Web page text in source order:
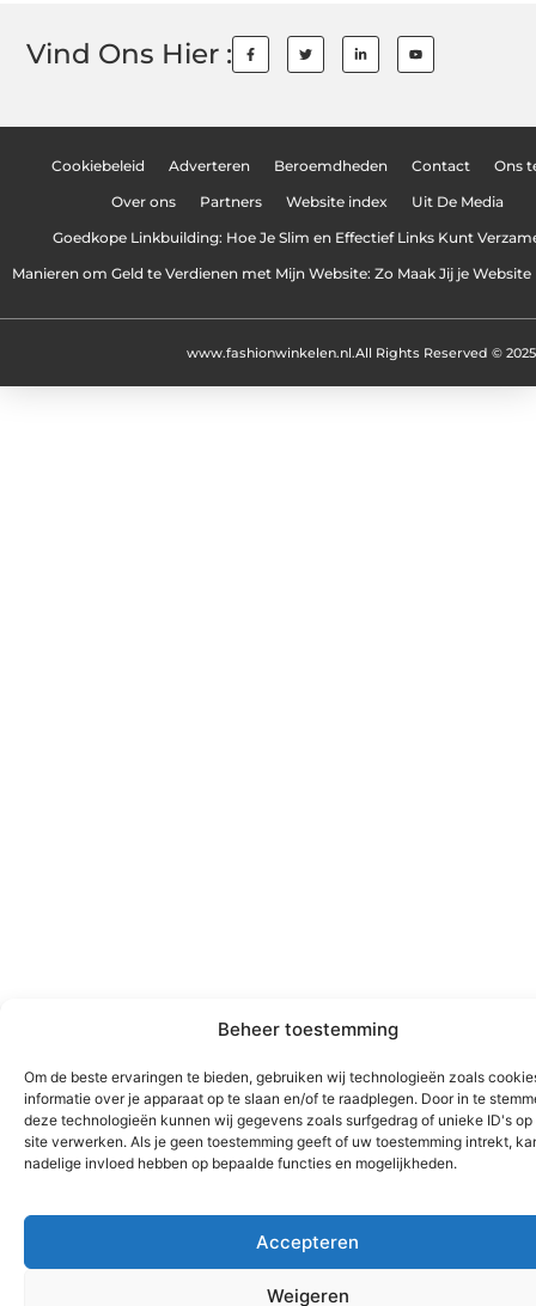
Beheer toestemming
Om de beste ervaringen te bieden, gebruiken wij technologieën zoals
informatie over je apparaat op te slaan en/of te raadplegen. Door in te
deze technologieën kunnen wij gegevens zoals surfgedrag of unieke ID's op
site verwerken. Als je geen toestemming geeft of uw toestemming intrekt,
nadelige invloed hebben op bepaalde functies en mogelijkheden.
Accepteren
Weigeren
Vind Ons Hier :
Cookiebeleid Adverteren Beroemdheden Contact Ons
Over ons Partners Website index Uit De Media
Goedkope Linkbuilding: Hoe Je Slim en Effectief Links Kunt
Manieren om Geld te Verdienen met Mijn Website: Zo Maak Jij je Website
All Rights Reserved © 2025
www.fashionwinkelen.nl.